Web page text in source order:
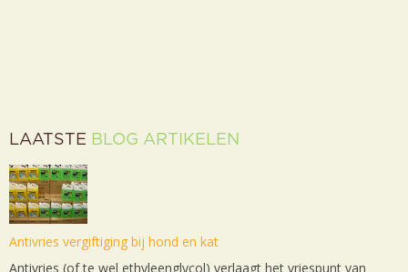
LAATSTE BLOG ARTIKELEN
Antivries vergiftiging bij hond en kat
Antivries (of te wel ethyleenglycol) verlaagt het vriespunt van